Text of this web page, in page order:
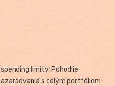
limity: Pohodlie
s celým portfóliom